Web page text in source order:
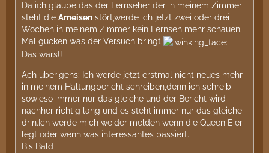
Da ich glaube das der Fernseher der in meinem Zimmer
steht die Ameisen stört,werde ich jetzt zwei oder drei
Wochen in meinem Zimmer kein Fernseh mehr schauen.
Mal gucken was der Versuch bringt
Das wars!!
Ach überigens: Ich werde jetzt erstmal nicht neues mehr
in meinem Haltungbericht schreiben,denn ich schreib
sowieso immer nur das gleiche und der Bericht wird
nachher richtig lang und es steht immer nur das gleiche
drin.Ich werde mich weider melden wenn die Queen Eier
legt oder wenn was interessantes passiert.
Bis Bald